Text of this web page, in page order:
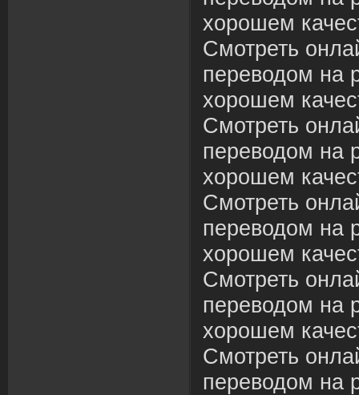
хорошем
Смотреть
переводом на
хорошем
Смотреть
переводом на
хорошем
Смотреть
переводом на
хорошем
Смотреть
переводом на
хорошем
Смотреть
переводом на